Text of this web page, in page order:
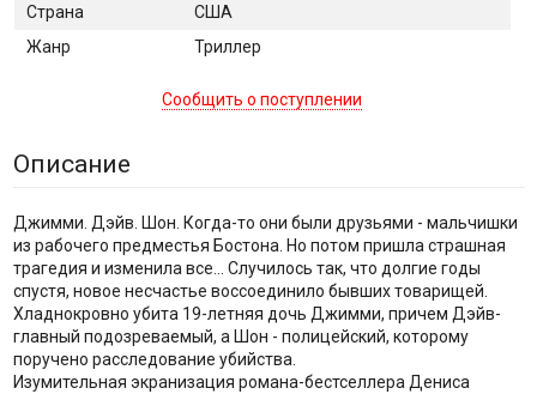
Страна
США
Жанр
Триллер
Сообщить о поступлении
Описание
Джимми. Дэйв. Шон. Когда-то они были друзьями - мальчишки
из рабочего предместья Бостона. Но потом пришла страшная
трагедия и изменила все... Случилось так, что долгие годы
спустя, новое несчастье воссоединило бывших товарищей.
Хладнокровно убита 19-летняя дочь Джимми, причем Дэйв-
главный подозреваемый, а Шон - полицейский, которому
поручено расследование убийства.
Изумительная экранизация романа-бестселлера Дениса